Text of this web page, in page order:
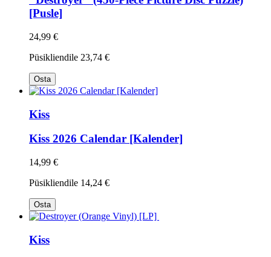
[Pusle]
24,99 €
Püsikliendile 23,74 €
Osta
Kiss
Kiss 2026 Calendar [Kalender]
14,99 €
Püsikliendile 14,24 €
Osta
Kiss